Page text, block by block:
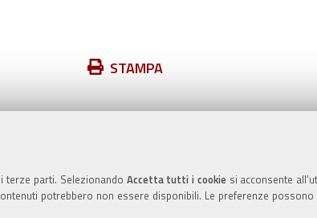
terze parti. Selezionando Accetta tutti i cookiesi acconsente
potrebbero non essere disponibili. Le preferenze
Azioni
documento
STAMPA